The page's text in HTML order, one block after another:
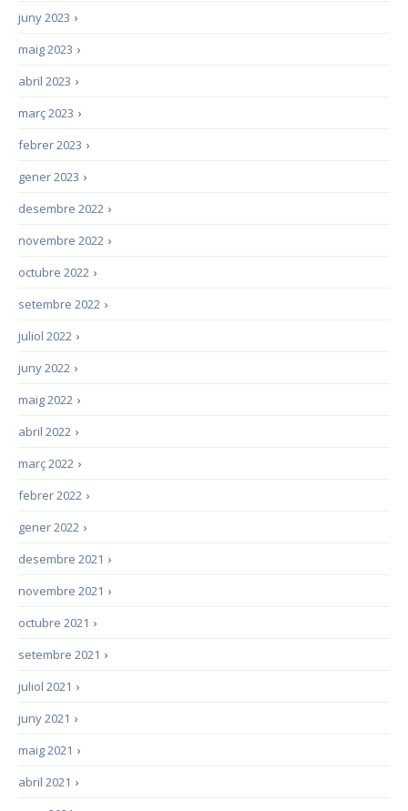
›
juny 2023
›
maig 2023
›
abril 2023
›
març 2023
›
febrer 2023
›
gener 2023
›
desembre 2022
›
novembre 2022
›
octubre 2022
›
setembre 2022
›
juliol 2022
›
juny 2022
›
maig 2022
›
abril 2022
›
març 2022
›
febrer 2022
›
gener 2022
›
desembre 2021
›
novembre 2021
›
octubre 2021
›
setembre 2021
›
juliol 2021
›
juny 2021
›
maig 2021
›
abril 2021